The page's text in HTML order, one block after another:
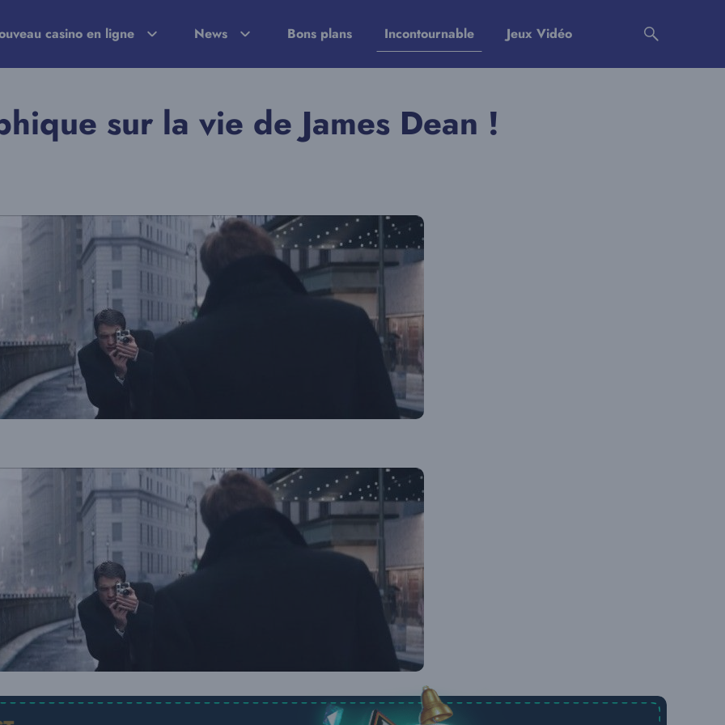
casino en ligne News Bons plans Incontournable Jeux Vidéo
sur la vie de James Dean !